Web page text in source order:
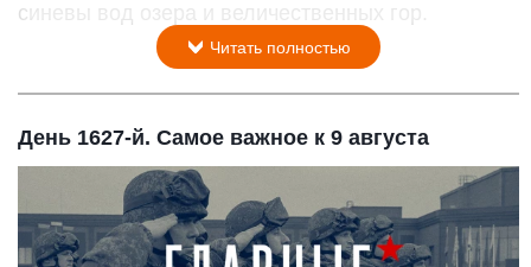
синевы вод озера и величественных гор.
Читать полностью
День 1627-й. Самое важное к 9 августа